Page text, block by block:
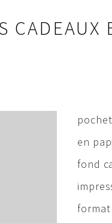
CADEAUX
en
fond